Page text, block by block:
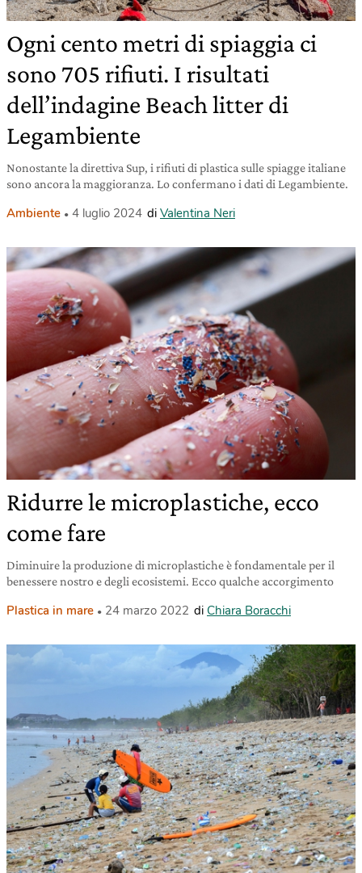
Ogni cento metri di spiaggia ci
sono 705 rifiuti. I risultati
dell’indagine Beach litter di
Legambiente
Nonostante la direttiva Sup, i rifiuti di plastica sulle spiagge italiane
sono ancora la maggioranza. Lo confermano i dati di Legambiente.
Ambiente 4 luglio 2024 di Valentina Neri
Ridurre le microplastiche, ecco
come fare
Diminuire la produzione di microplastiche è fondamentale per il
benessere nostro e degli ecosistemi. Ecco qualche accorgimento
Plastica in mare 24 marzo 2022 di Chiara Boracchi